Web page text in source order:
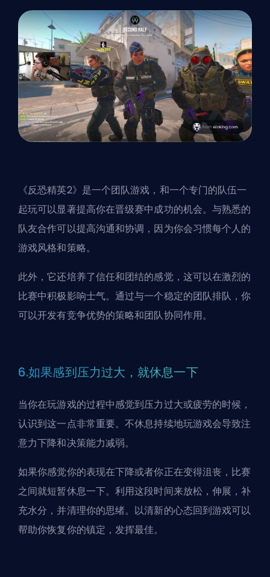
《反恐精英2》是一个团队游戏，和一个专门的队伍一
起玩可以显著提高你在晋级赛中成功的机会。与熟悉的
队友合作可以提高沟通和协调，因为你会习惯每个人的
游戏风格和策略。
此外，它还培养了信任和团结的感觉，这可以在激烈的
比赛中积极影响士气。通过与一个稳定的团队排队，你
可以开发有竞争优势的策略和团队协同作用。
6.如果感到压力过大，就休息一下
当你在玩游戏的过程中感觉到压力过大或疲劳的时候，
认识到这一点非常重要。不休息持续地玩游戏会导致注
意力下降和决策能力减弱。
如果你感觉你的表现在下降或者你正在变得沮丧，比赛
之间就短暂休息一下。利用这段时间来放松，伸展，补
充水分，并清理你的思绪。以清新的心态回到游戏可以
帮助你恢复你的镇定，发挥最佳。